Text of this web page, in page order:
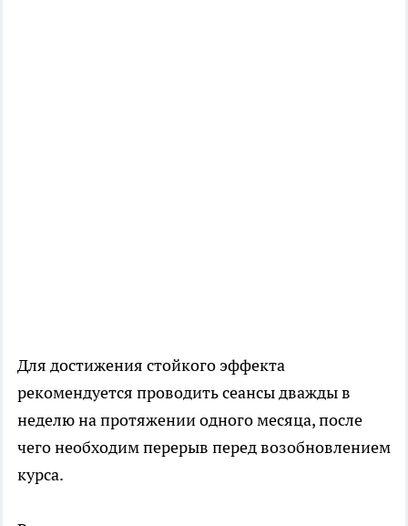
Для достижения стойкого эффекта
рекомендуется проводить сеансы дважды в
неделю на протяжении одного месяца, после
чего необходим перерыв перед возобновлением
курса.